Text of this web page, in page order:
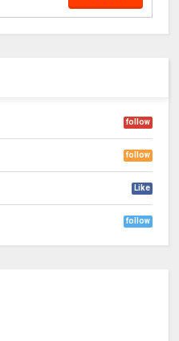
follow
follow
Like
follow